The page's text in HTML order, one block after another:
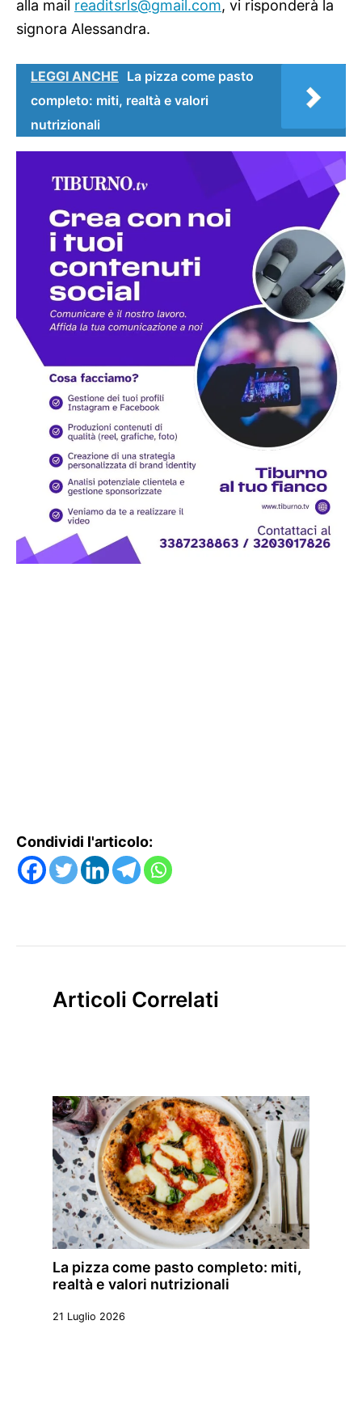
alla mail readitsrls@gmail.com, vi risponderà la
signora Alessandra.
LEGGI ANCHE La pizza come pasto
completo: miti, realtà e valori
nutrizionali
Condividi l'articolo:
Articoli Correlati
La pizza come pasto completo: miti,
realtà e valori nutrizionali
21 Luglio 2026